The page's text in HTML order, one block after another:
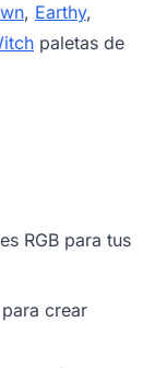
, Earthy,
paletas de
RGB para tus
crear